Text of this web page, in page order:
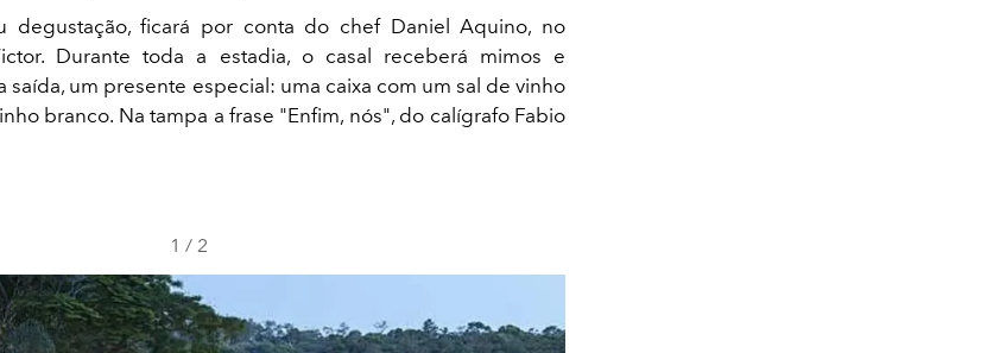
degustação, ficará por conta do chef Daniel Aquino, no
Durante toda a estadia, o casal receberá mimos e
saída, um presente especial: uma caixa com um sal de vinho
branco. Na tampa a frase "Enfim, nós", do calígrafo Fabio
1 / 2